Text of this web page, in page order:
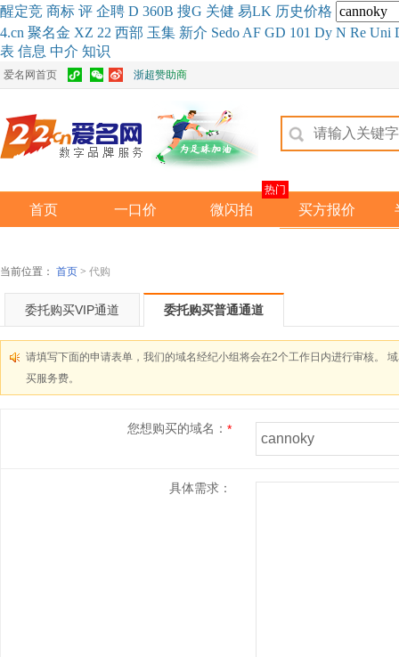
醒定竞 商标 评 企聘 D 360B 搜G 关健 易LK 历史价格
4.cn 聚名金 XZ 22 西部 玉集 新介 Sedo AF GD 101 Dy N Re Uni
表 信息 中介 知识